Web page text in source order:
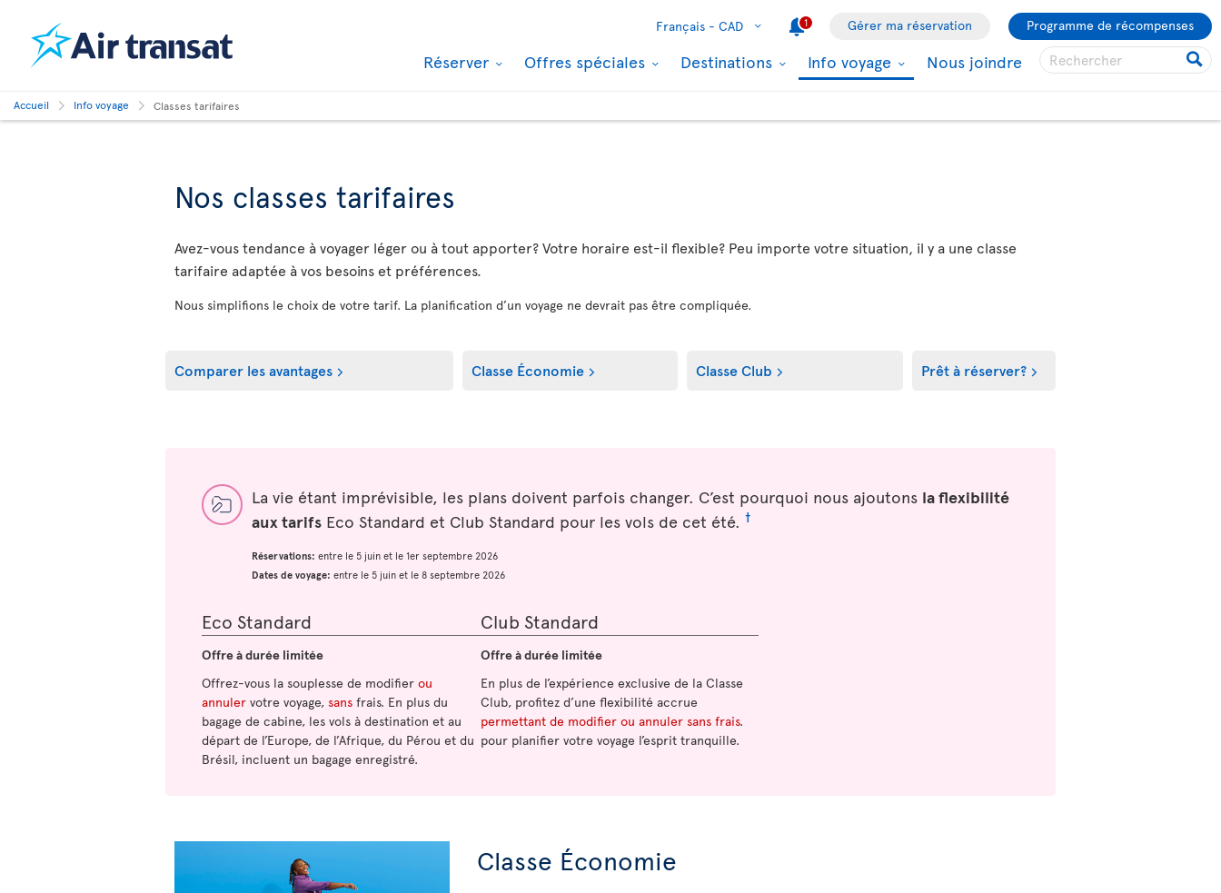
Français - CAD 1 Gérer ma réservation Programme de récompenses
Réserver Offres spéciales Destinations Info voyage Nous joindre
Accueil Info voyage Classes tarifaires
Nos classes tarifaires
Avez-vous tendance à voyager léger ou à tout apporter? Votre horaire est-il flexible? Peu importe votre situation, il y a une classe
tarifaire adaptée à vos besoins et préférences.
Nous simplifions le choix de votre tarif. La planification d’un voyage ne devrait pas être compliquée.
Comparer les avantages Classe Économie Classe Club Prêt à réserver?
La vie étant imprévisible, les plans doivent parfois changer. C’est pourquoi nous ajoutons la flexibilité
aux tarifs Eco Standard et Club Standard pour les vols de cet été. †
Réservations: entre le 5 juin et le 1er septembre 2026
Dates de voyage: entre le 5 juin et le 8 septembre 2026
Eco Standard
Offre à durée limitée
Offrez-vous la souplesse de modifier ou
annuler votre voyage, sans frais. En plus du
bagage de cabine, les vols à destination et au
départ de l’Europe, de l’Afrique, du Pérou et du
Brésil, incluent un bagage enregistré.
Club Standard
Offre à durée limitée
En plus de l’expérience exclusive de la Classe
Club, profitez d’une flexibilité accrue
permettant de modifier ou annuler sans frais.
pour planifier votre voyage l’esprit tranquille.
Classe Économie